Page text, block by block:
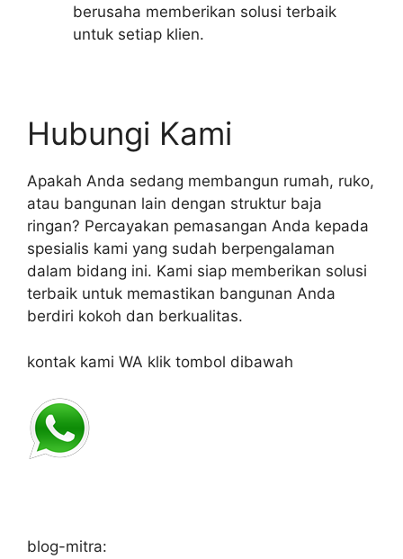
berusaha memberikan solusi terbaik
untuk setiap klien.
Hubungi Kami
Apakah Anda sedang membangun rumah, ruko,
atau bangunan lain dengan struktur baja
ringan? Percayakan pemasangan Anda kepada
spesialis kami yang sudah berpengalaman
dalam bidang ini. Kami siap memberikan solusi
terbaik untuk memastikan bangunan Anda
berdiri kokoh dan berkualitas.
kontak kami WA klik tombol dibawah
blog-mitra: